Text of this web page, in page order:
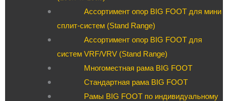
Ассортимент опор BIG FOOT для мини
сплит-систем (Stand Range)
Ассортимент опор BIG FOOT для
систем VRF/VRV (Stand Range)
Многоместная рама BIG FOOT
Стандартная рама BIG FOOT
Рамы BIG FOOT по индивидуальному